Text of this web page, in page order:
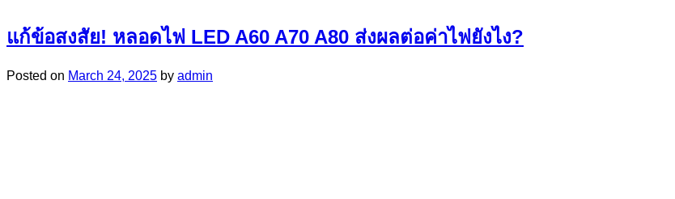
แก้ข้อสงสัย! หลอดไฟ LED A60 A70 A80 ส่งผลต่อค่าไฟยังไง?
Posted on March 24, 2025 by admin